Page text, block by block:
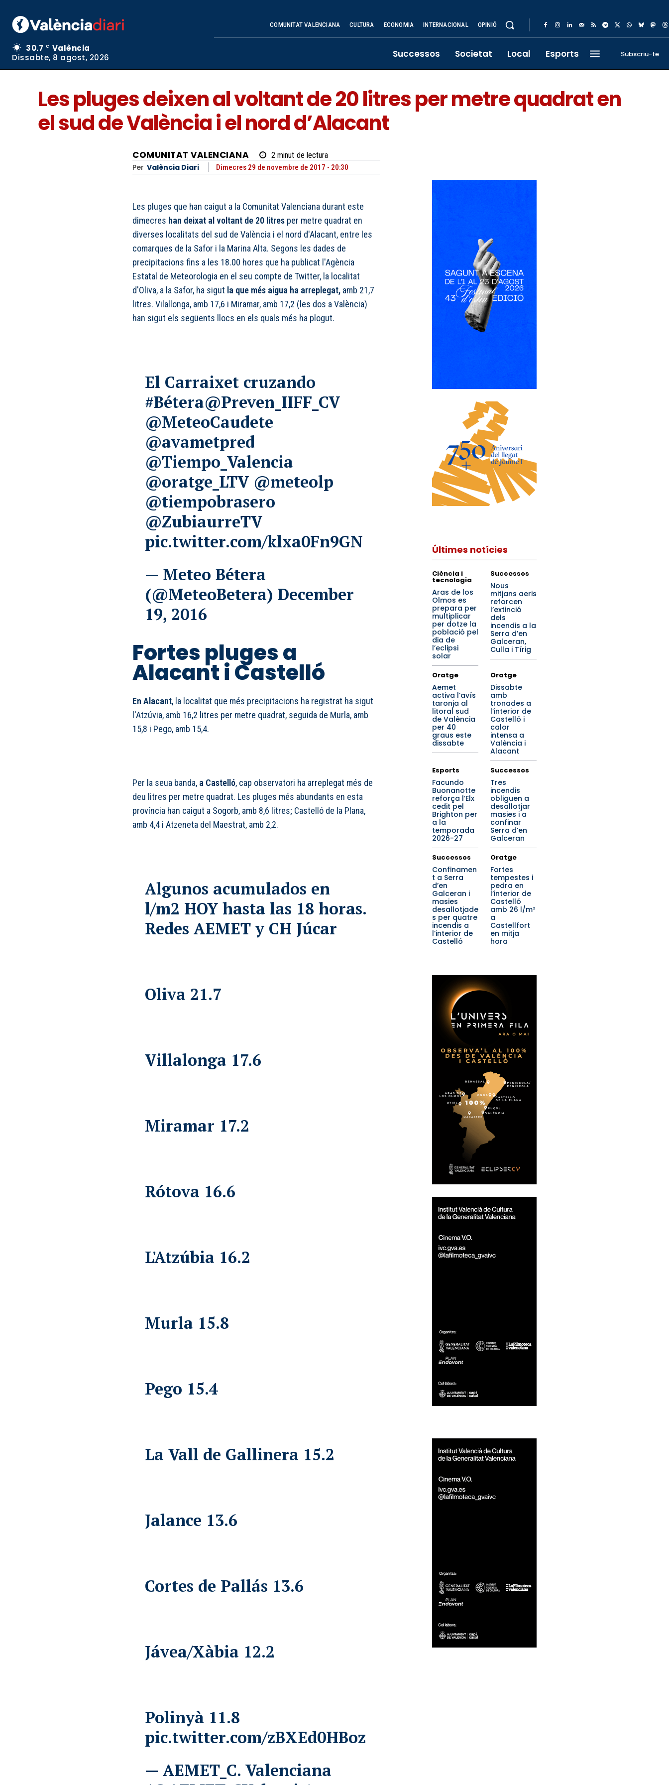
30.7 C
València
Dissabte, 8 agost, 2026
COMUNITAT VALENCIANA CULTURA ECONOMIA INTERNACIONAL OPINIÓ
Successos Societat Local Esports Subscriu-te
Les pluges deixen al voltant de 20 litres per metre quadrat en
el sud de València i el nord d’Alacant
COMUNITAT VALENCIANA 2 minut de lectura
Per València Diari Dimecres 29 de novembre de 2017 - 20:30
Les pluges que han caigut a la Comunitat Valenciana durant este
dimecres han deixat al voltant de 20 litres per metre quadrat en
diverses localitats del sud de València i el nord d'Alacant, entre les
comarques de la Safor i la Marina Alta. Segons les dades de
precipitacions fins a les 18.00 hores que ha publicat l'Agència
Estatal de Meteorologia en el seu compte de Twitter, la localitat
d'Oliva, a la Safor, ha sigut la que més aigua ha arreplegat, amb 21,7
litres. Vilallonga, amb 17,6 i Miramar, amb 17,2 (les dos a València)
han sigut els següents llocs en els quals més ha plogut.
El Carraixet cruzando
#Bétera@Preven_IIFF_CV
@MeteoCaudete
@avametpred
@Tiempo_Valencia
@oratge_LTV @meteolp
@tiempobrasero
@ZubiaurreTV
pic.twitter.com/klxa0Fn9GN
— Meteo Bétera
(@MeteoBetera) December
19, 2016
Fortes pluges a
Alacant i Castelló
En Alacant, la localitat que més precipitacions ha registrat ha sigut
l'Atzúvia, amb 16,2 litres per metre quadrat, seguida de Murla, amb
15,8 i Pego, amb 15,4.
Per la seua banda, a Castelló, cap observatori ha arreplegat més de
deu litres per metre quadrat. Les pluges més abundants en esta
província han caigut a Sogorb, amb 8,6 litres; Castelló de la Plana,
amb 4,4 i Atzeneta del Maestrat, amb 2,2.
Algunos acumulados en
l/m2 HOY hasta las 18 horas.
Redes AEMET y CH Júcar
Oliva 21.7
Villalonga 17.6
Miramar 17.2
Rótova 16.6
L'Atzúbia 16.2
Murla 15.8
Pego 15.4
La Vall de Gallinera 15.2
Jalance 13.6
Cortes de Pallás 13.6
Jávea/Xàbia 12.2
Polinyà 11.8
pic.twitter.com/zBXEd0HBoz
— AEMET_C. Valenciana
Últimes notícies
Ciència i
tecnologia
Aras de los
Olmos es
prepara per
multiplicar
per dotze la
població pel
dia de
l’eclipsi
solar
Successos
Nous
mitjans aeris
reforcen
l’extinció
dels
incendis a la
Serra d’en
Galceran,
Culla i Tírig
Oratge
Aemet
activa l’avís
taronja al
litoral sud
de València
per 40
graus este
dissabte
Oratge
Dissabte
amb
tronades a
l’interior de
Castelló i
calor
intensa a
València i
Alacant
Esports
Facundo
Buonanotte
reforça l’Elx
cedit pel
Brighton per
a la
temporada
2026-27
Successos
Tres
incendis
obliguen a
desallotjar
masies i a
confinar
Serra d’en
Galceran
Successos
Confinamen
t a Serra
d’en
Galceran i
masies
desallotjade
s per quatre
incendis a
l’interior de
Castelló
Oratge
Fortes
tempestes i
pedra en
l’interior de
Castelló
amb 26 l/m²
a
Castellfort
en mitja
hora